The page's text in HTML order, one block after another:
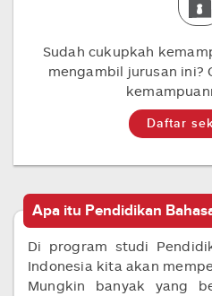
Sudah cukupkah
mengambil jurusan ini?
Daftar
Apa itu Pendidikan
Di program studi
Indonesia kita akan
Mungkin banyak yang